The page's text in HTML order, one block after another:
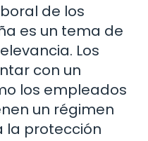
de los
es un tema de
Los
con un
los empleados
un régimen
la protección